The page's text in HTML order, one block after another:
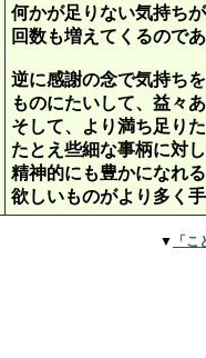
何かが足りない気持ち
回数も増えてくるので
逆に感謝の念で気持ち
ものにたいして、益々
そして、より満ち足り
たとえ些細な事柄に対
精神的にも豊かになれ
欲しいものがより多く
▼ 「